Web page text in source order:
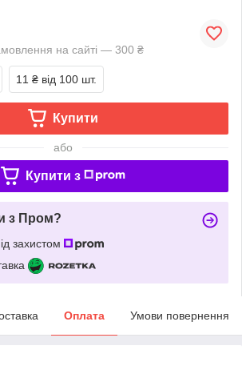
на сайті — 300 ₴
11 ₴ від 100 шт.
Купити
або
Купити з
з Пром?
захистом
Оплата Умови повернення